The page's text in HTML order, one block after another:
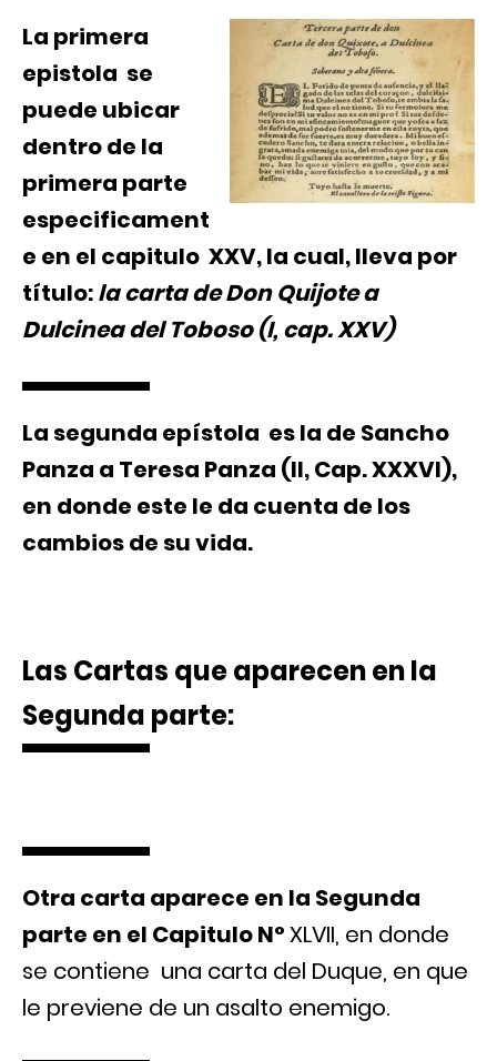
La primera
epistola se
puede ubicar
dentro de la
primera parte
especificament
e en el capitulo XXV, la cual, lleva por
título:la carta de Don Quijote a
Dulcinea del Toboso (I, cap. XXV)
La segunda epístola es la de Sancho
Panza a Teresa Panza (II, Cap. XXXVI),
en donde este le da cuenta de los
cambios de su vida.
Las Cartas que aparecen en la
Segunda parte:
Otra carta aparece en la Segunda
parte en el Capitulo N°XLVII, en donde
se contiene una carta del Duque, en que
le previene de un asalto enemigo.